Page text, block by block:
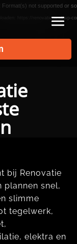
Format(s) not supported or
https://renovatienu.nl/wp-
bij Renovatie
plannen snel,
slimme
tegelwerk,
elektra en